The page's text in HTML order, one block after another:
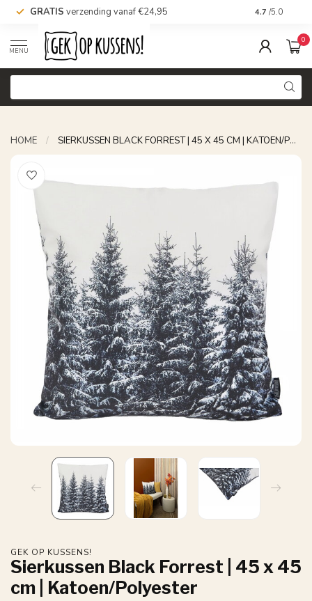
GRATIS verzending vanaf €24,95 Voor 16.00
4.7 /5.0
MENU
0
HOME / SIERKUSSEN BLACK FORREST | 45 X 45 CM | KATOEN/POLYESTER
GEK OP KUSSENS!
Sierkussen Black Forrest | 45 x 45
cm | Katoen/Polyester